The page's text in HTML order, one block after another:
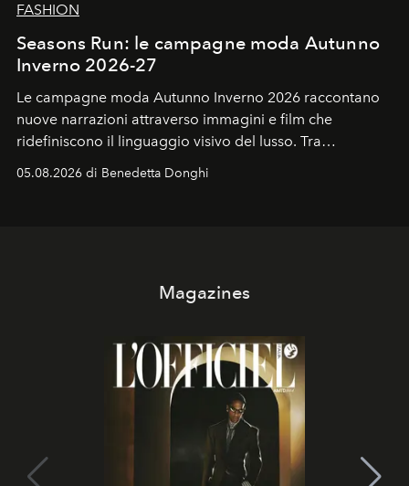
FASHION
Seasons Run: le campagne moda Autunno
Inverno 2026-27
Le campagne moda Autunno Inverno 2026 raccontano
nuove narrazioni attraverso immagini e film che
ridefiniscono il linguaggio visivo del lusso. Tra
protagonisti del cinema, volti della cultura
contemporanea e storytelling d'autore, le maison
05.08.2026 di Benedetta Donghi
Magazines